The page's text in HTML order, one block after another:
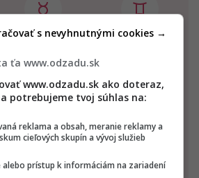
Býk
21.4. - 20.5.
Blíženci
ťa www.odzadu.sk
www.odzadu.sk ako doteraz,
potrebujeme tvoj súhlas na:
reklama a obsah, meranie reklamy a
cieľových skupín a vývoj služieb
alebo prístup k informáciám na zariadení
s nevyhnutnými cookies →